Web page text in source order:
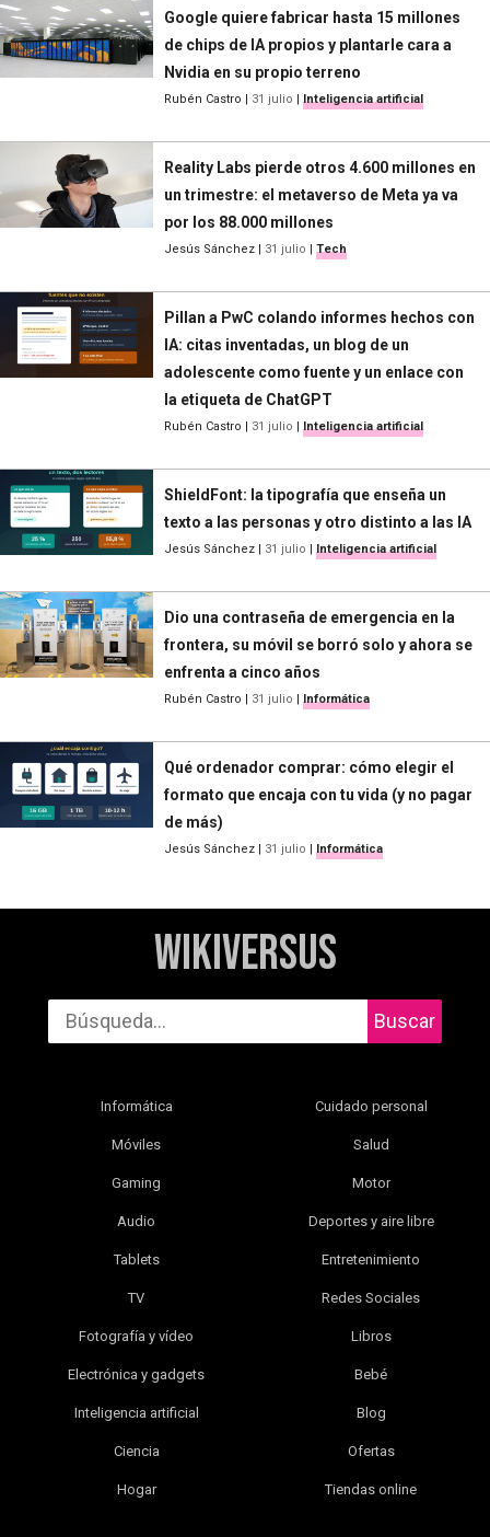
Google quiere fabricar hasta 15 millones
de chips de IA propios y plantarle cara a
Nvidia en su propio terreno
Rubén Castro | 31 julio | Inteligencia artificial
Reality Labs pierde otros 4.600 millones en
un trimestre: el metaverso de Meta ya va
por los 88.000 millones
Jesús Sánchez | 31 julio | Tech
Pillan a PwC colando informes hechos con
IA: citas inventadas, un blog de un
adolescente como fuente y un enlace con
la etiqueta de ChatGPT
Rubén Castro | 31 julio | Inteligencia artificial
ShieldFont: la tipografía que enseña un
texto a las personas y otro distinto a las IA
Jesús Sánchez | 31 julio | Inteligencia artificial
Dio una contraseña de emergencia en la
frontera, su móvil se borró solo y ahora se
enfrenta a cinco años
Rubén Castro | 31 julio | Informática
Qué ordenador comprar: cómo elegir el
formato que encaja con tu vida (y no pagar
de más)
Jesús Sánchez | 31 julio | Informática
WikiVersus
Buscar
Informática
Móviles
Gaming
Audio
Tablets
TV
Fotografía y vídeo
Electrónica y gadgets
Inteligencia artificial
Ciencia
Hogar
Cuidado personal
Salud
Motor
Deportes y aire libre
Entretenimiento
Redes Sociales
Libros
Bebé
Blog
Ofertas
Tiendas online